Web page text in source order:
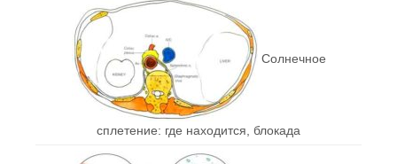
Солнечное
сплетение: где находится, блокада